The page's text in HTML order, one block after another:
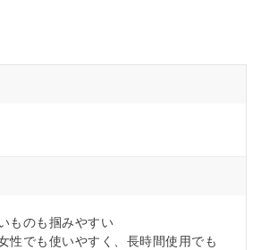
ものも掴みやすい
性でも使いやすく、長時間使用でも